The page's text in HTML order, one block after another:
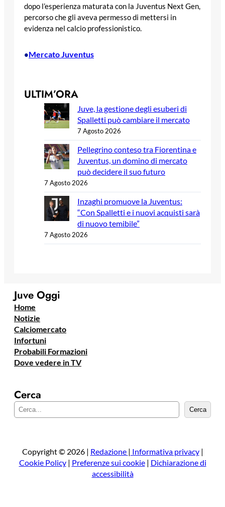
dopo l’esperienza maturata con la Juventus Next Gen,
percorso che gli aveva permesso di mettersi in
evidenza nel calcio professionistico.
•Mercato Juventus
ULTIM’ORA
Juve, la gestione degli esuberi di
Spalletti può cambiare il mercato
7 Agosto 2026
Pellegrino conteso tra Fiorentina e
Juventus, un domino di mercato
può decidere il suo futuro
7 Agosto 2026
Inzaghi promuove la Juventus:
“Con Spalletti e i nuovi acquisti sarà
di nuovo temibile”
7 Agosto 2026
Juve Oggi
Home
Notizie
Calciomercato
Infortuni
Probabili Formazioni
Dove vedere in TV
Cerca
e
a
Cerca
Copyright © 2026 | Redazione | Informativa privacy|
Cookie Policy| Preferenze sui cookie| Dichiarazione di
accessibilità